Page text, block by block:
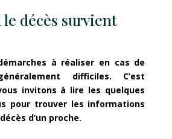
le décès survient
à réaliser en cas de
difficiles. C’est
invitons à lire les quelques
pour trouver les informations
d’un proche.